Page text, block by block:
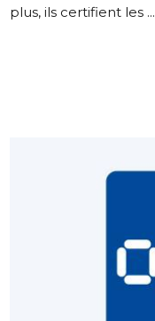
plus, ils certifient les ...